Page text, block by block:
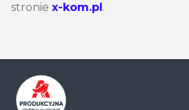
stronie x-kom.pl .